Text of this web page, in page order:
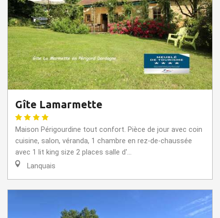
Gîte Lamarmette
Maison Périgourdine tout confort. Pièce de jour avec coin
cuisine, salon, véranda, 1 chambre en rez-de-chaussée
avec 1 lit king size 2 places salle d'...
Lanquais